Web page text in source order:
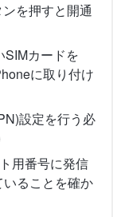
を押すと開通
カードを
に取り付け
設定を行う必
用番号に発信
ることを確か